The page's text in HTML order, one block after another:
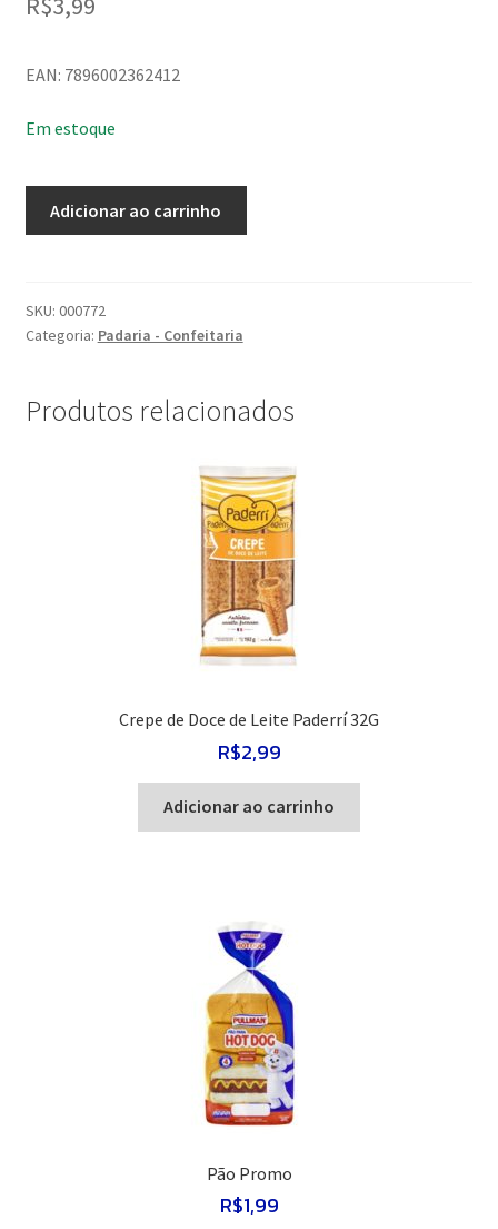
EAN: 7896002362412
Em estoque
Baunilha
70G
Adicionar ao carrinho
SKU: 000772
Categoria: Padaria - Confeitaria
Produtos relacionados
Crepe de Doce de Leite Paderrí 32G
R$2,99
Adicionar ao carrinho
Pão Promo
R$1,99